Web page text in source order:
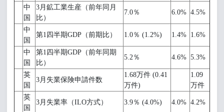
中
国
3月鉱工業生産（前年同月
比）
7.0％ 6.0% 4.5%
中
国
第1四半期GDP（前期比） 1.0％ (1.2%) 1.4% 1.6%
中
国
第1四半期GDP（前年同期
比）
5.2％ 4.6% 5.3%
英
国
3月失業保険申請件数
1.68万件 (0.41
万件)
1.09
万件
英
国
3月失業率（ILO方式） 3.9％ (4.0%) 4.0% 4.2%